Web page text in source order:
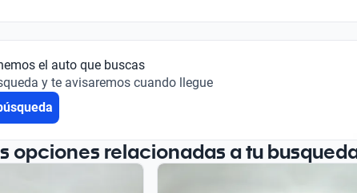
el auto que buscas
y te avisaremos cuando llegue
opciones relacionadas a tu